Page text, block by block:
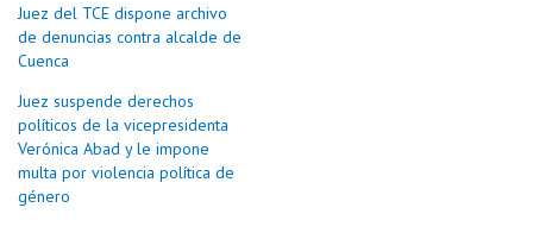
Juez del TCE dispone archivo
de denuncias contra alcalde de
Cuenca
Juez suspende derechos
políticos de la vicepresidenta
Verónica Abad y le impone
multa por violencia política de
género